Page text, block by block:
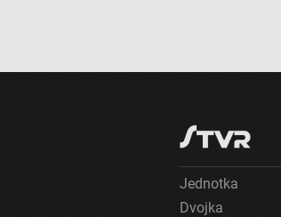
Jednotka
Dvojka